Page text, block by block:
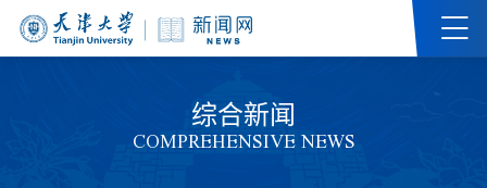
综合新闻
COMPREHENSIVE NEWS